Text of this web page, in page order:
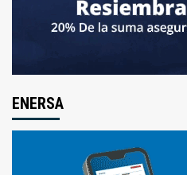
ENERSA